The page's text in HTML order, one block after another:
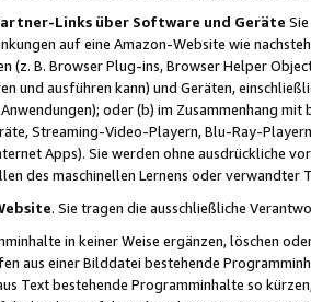
Links über Software und Geräte
auf eine Amazon-Website wie
(z. B. Browser Plug-ins, Browser Helper
und ausführen kann) und Geräten,
oder (b) im Zusammenhang
Streaming-Video-Playern, Blu-Ray-
Apps). Sie werden ohne ausdrückliche
des maschinellen Lernens oder
. Sie tragen die ausschließliche
in keiner Weise ergänzen, löschen
aus einer Bilddatei bestehende
Text bestehende Programminhalte so